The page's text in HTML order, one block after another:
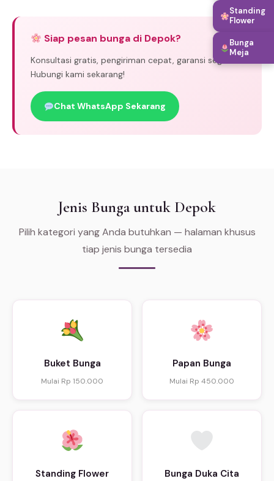
Siap pesan bunga di Depok?
Konsultasi gratis, pengiriman cepat, garansi segar.
Hubungi kami sekarang!
Chat WhatsApp Sekarang
Jenis Bunga untuk Depok
Pilih kategori yang Anda butuhkan — halaman khusus
tiap jenis bunga tersedia
Buket Bunga
Mulai Rp 150.000
Papan Bunga
Mulai Rp 450.000
Standing Flower Bunga Duka Cita
Standing
Flower
Bunga
Meja